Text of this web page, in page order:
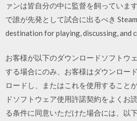
ァンは皆自分の中に監督を飼っていま
で誰が先発として試合に出るべき
destination for playing, discussing, and
お客様が以下のダウンロードソフトウ
する場合にのみ、お客様はダウンロー
ロードし、またはこれを使用すること
ドソフトウェア使用許諾契約をよくお
る条件に同意いただけた場合には、以